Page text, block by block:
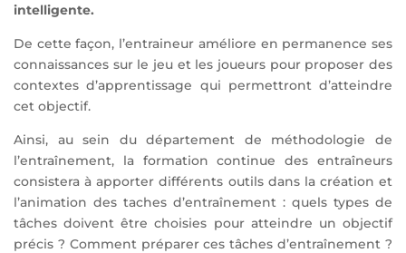
intelligente.
De cette façon, l’entraineur améliore en permanence ses
connaissances sur le jeu et les joueurs pour proposer des
contextes d’apprentissage qui permettront d’atteindre
cet objectif.
Ainsi, au sein du département de méthodologie de
l’entraînement, la formation continue des entraîneurs
consistera à apporter différents outils dans la création et
l’animation des taches d’entraînement : quels types de
tâches doivent être choisies pour atteindre un objectif
précis ? Comment préparer ces tâches d’entraînement ?